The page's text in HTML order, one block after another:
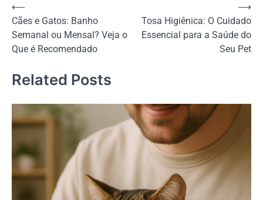
Navegação
de
Post
⟵
Cães e Gatos: Banho
Semanal ou Mensal? Veja o
Que é Recomendado
Tosa Higiênica: O Cuidado
Essencial para a Saúde do
Seu Pet
⟶
Related Posts